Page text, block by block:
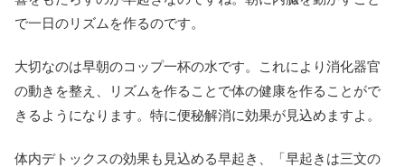
で一日のリズムを作るのです。
大切なのは早朝のコップ一杯の水です。これにより消化器官
の動きを整え、リズムを作ることで体の健康を作ることがで
きるようになります。特に便秘解消に効果が見込めますよ。
体内デトックスの効果も見込める早起き、「早起きは三文の